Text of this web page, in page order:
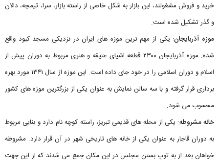
خرید و فروش مشغولند، این بازار به شکل خاصی از راسته بازار، سرا، تیمچه، دالان
و گذر تشکیل شده است.
موزه آذربایجان: یکی از مهم‌ ترین موزه‌ های ایران در نزدیکی مسجد کبود واقع
شده. موزه آذربایجان ۲۳۰۰ قطعه اشیای عتیقه و هنری مربوط به دوران پیش از
اسلام و دوران اسلامی را در خود جای داده است. این موزه از سال ۱۳۴۱ مورد بهره
برداری قرار گرفته و با سه سالن نمایش به عنوان یکی از بزرگترین موزه های کشور
محسوب می شود.
خانه مشروطه: یکی از محله های قدیمی تبریز، راسته کوچه نام دارد و بنایی مربوط
به دوران قاجار به عنوان یکی از خانه‌ های تاریخی شهر در آن قرار دارد. مشروطه
خواهان بعد از به توپ بستن مجلس در این مکان جمع می شدند که از این جهت